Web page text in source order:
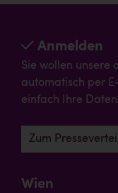
Anmelden
Sie wollen unsere
automatisch per
einfach Ihre
Zum
Wien